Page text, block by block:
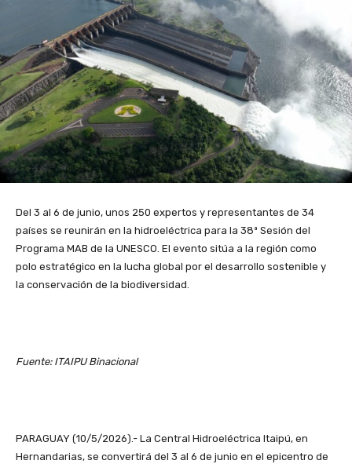
Del 3 al 6 de junio, unos 250 expertos y representantes de 34
países se reunirán en la hidroeléctrica para la 38ª Sesión del
Programa MAB de la UNESCO. El evento sitúa a la región como
polo estratégico en la lucha global por el desarrollo sostenible y
la conservación de la biodiversidad.
Fuente: ITAIPU Binacional
PARAGUAY (10/5/2026).- La Central Hidroeléctrica Itaipú, en
Hernandarias, se convertirá del 3 al 6 de junio en el epicentro de